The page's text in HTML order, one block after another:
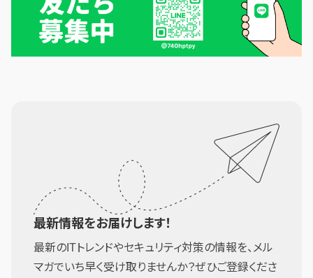
最新情報をお届けします！
最新のITトレンドやセキュリティ対策の情報を、メル
マガでいち早く受け取りませんか？ぜひご登録くださ